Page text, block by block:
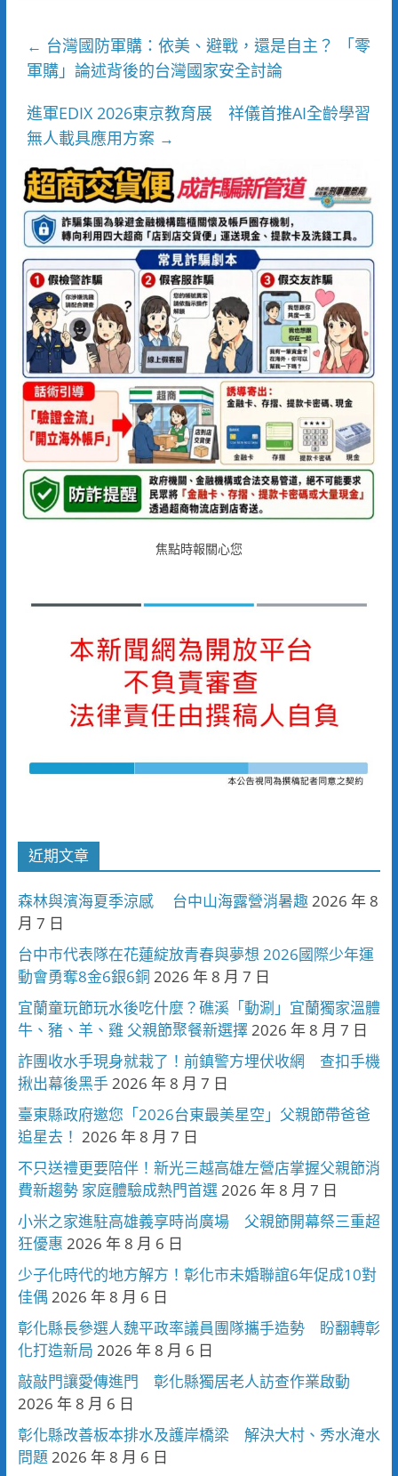
← 台灣國防軍購：依美、避戰，還是自主？ 「零
軍購」論述背後的台灣國家安全討論
進軍EDIX 2026東京教育展 祥儀首推AI全齡學習
無人載具應用方案 →
焦點時報關心您
近期文章
森林與濱海夏季涼感 台中山海露營消暑趣 2026 年 8
月 7 日
台中市代表隊在花蓮綻放青春與夢想 2026國際少年運
動會勇奪8金6銀6銅 2026 年 8 月 7 日
宜蘭童玩節玩水後吃什麼？礁溪「動涮」宜蘭獨家溫體
牛、豬、羊、雞 父親節聚餐新選擇 2026 年 8 月 7 日
詐團收水手現身就栽了！前鎮警方埋伏收網 查扣手機
揪出幕後黑手 2026 年 8 月 7 日
臺東縣政府邀您「2026台東最美星空」父親節帶爸爸
追星去！ 2026 年 8 月 7 日
不只送禮更要陪伴！新光三越高雄左營店掌握父親節消
費新趨勢 家庭體驗成熱門首選 2026 年 8 月 7 日
小米之家進駐高雄義享時尚廣場 父親節開幕祭三重超
狂優惠 2026 年 8 月 6 日
少子化時代的地方解方！彰化市未婚聯誼6年促成10對
佳偶 2026 年 8 月 6 日
彰化縣長參選人魏平政率議員團隊攜手造勢 盼翻轉彰
化打造新局 2026 年 8 月 6 日
敲敲門讓愛傳進門 彰化縣獨居老人訪查作業啟動
2026 年 8 月 6 日
彰化縣改善板本排水及護岸橋梁 解決大村、秀水淹水
問題 2026 年 8 月 6 日